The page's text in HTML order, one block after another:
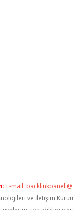
E-mail:
ve İletişim